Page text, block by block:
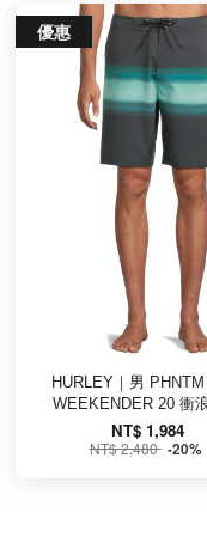
優惠
HURLEY｜男
WEEKENDER 20 衝
NT$ 1,984
NT$ 2,480 -20%